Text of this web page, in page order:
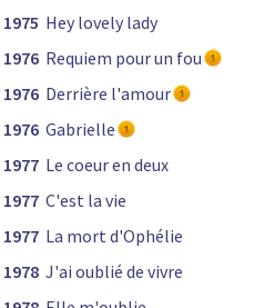
1975 Hey lovely lady
1976 Requiem pour un fou
1976 Derrière l'amour
1976 Gabrielle
1977 Le coeur en deux
1977 C'est la vie
1977 La mort d'Ophélie
1978 J'ai oublié de vivre